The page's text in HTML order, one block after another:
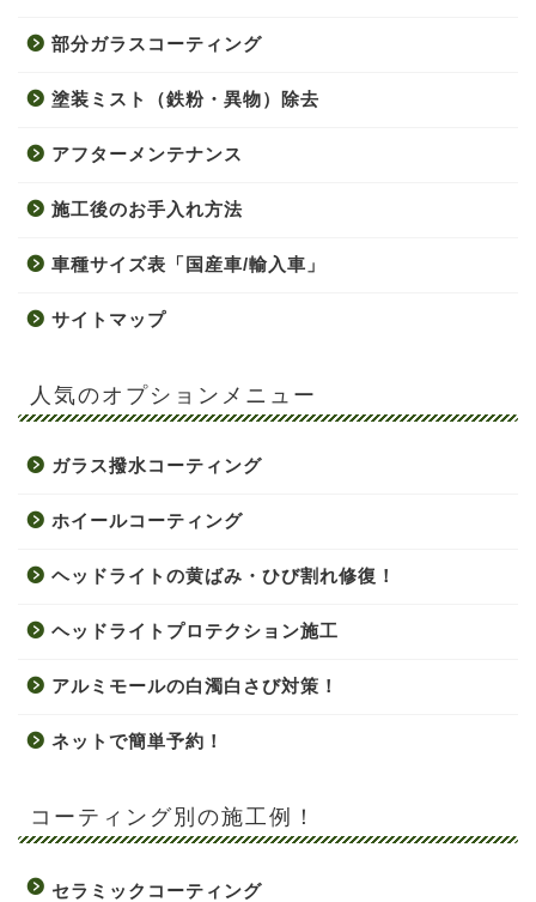
部分ガラスコーティング
塗装ミスト（鉄粉・異物）除去
アフターメンテナンス
施工後のお手入れ方法
車種サイズ表「国産車/輸入車」
サイトマップ
人気のオプションメニュー
ガラス撥水コーティング
ホイールコーティング
ヘッドライトの黄ばみ・ひび割れ修復！
ヘッドライトプロテクション施工
アルミモールの白濁白さび対策！
ネットで簡単予約！
コーティング別の施工例！
セラミックコーティング